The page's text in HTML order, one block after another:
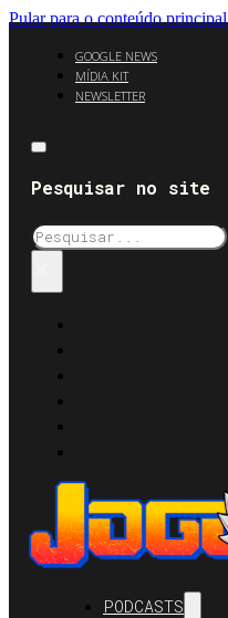
Pular para o conteúdo principal
GOOGLE NEWS
MÍDIA KIT
NEWSLETTER
Pesquisar no site
Pesquisar
PODCASTS